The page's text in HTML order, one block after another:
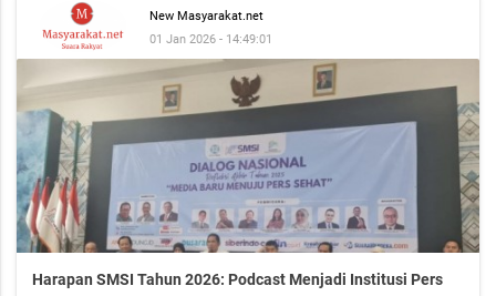
New Masyarakat.net
01 Jan 2026 - 14:49:01
Harapan SMSI Tahun 2026: Podcast Menjadi Institusi Pers